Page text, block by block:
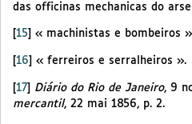
das officinas mechanicas do
15 « machinistas e bombeiros
16 « ferreiros e serralheiros ».
[17] Diário do Rio de Janeiro, 9
mercantil, 22 mai 1856, p. 2.